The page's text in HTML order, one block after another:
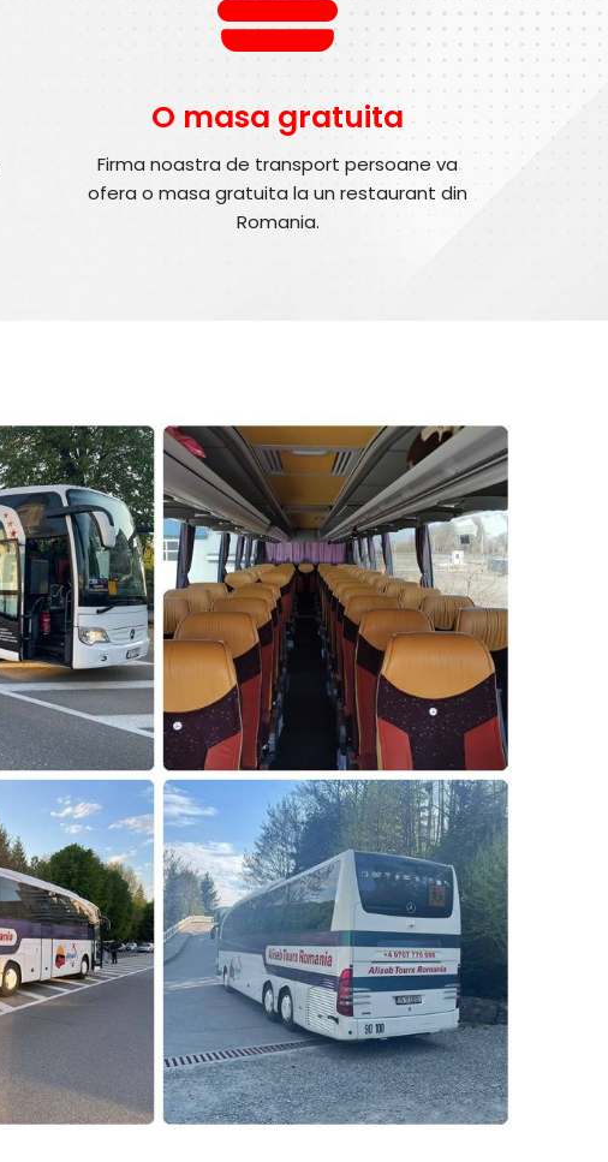
O masa gratuita
Firma noastra de transport persoane va
ofera o masa gratuita la un restaurant din
Romania.